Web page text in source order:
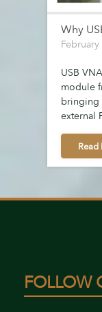
Why
USB
module
bringing
external
FOLLOW